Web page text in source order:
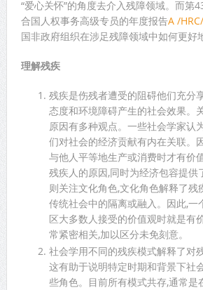
“爱心关怀”的角度去介入残障领域。而第
合国人权事务高级专员的年度报告A /
国非政府组织在涉足残障领域中如何更好
理解残疾
残疾是伤残者遭受的阻碍他们充分
态度和环境障碍产生的社会效果。
原因有多种观点。一些社会学家认
们对社会的经济贡献有内在关联。
与他人平等地生产或消费时才有价
残疾人的原因,同时为经济包容提供
则关注文化角色,文化角色解释了残
传统社会中的隔离或融入。因此,一
区大多数人接受的价值观时就是有
常紧密相关,加以区分未免刻意。
社会学用不同的残疾模式解释了对
这有助于说明特定时期和背景下社
些角色。目前所有模式共存,通常是